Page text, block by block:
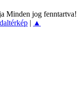
Minden jog fenntartva!
▲